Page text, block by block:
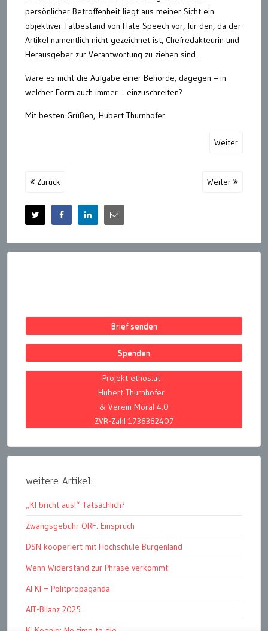
persönlicher Betroffenheit liegt aus meiner Sicht ein
objektiver Tatbestand von Hate Speech vor, für den, da der
Artikel namentlich nicht gezeichnet ist, Chefredakteurin und
Herausgeber zur Verantwortung zu ziehen sind.
Wäre es nicht die Aufgabe einer Behörde, dagegen – in
welcher Form auch immer – einzuschreiten?
Mit besten Grüßen, Hubert Thurnhofer
Weiter
Zurück Weiter
Brief senden
Spenden
Projekt ethos.at
Hubert Thurnhofer
& Verein Moral 4.0
ZVR-Zahl 1736362407
weitere Artikel:
„KI bricht aus!“ Tatsächlich?
Zwangsgebühr ORF: Einspruch
DSN kooperiert mit Hochschule Burgenland
Wenn Widerstand zur Phrase verkommt
AI KI = Politpropaganda
AIT-Bilanz 2025